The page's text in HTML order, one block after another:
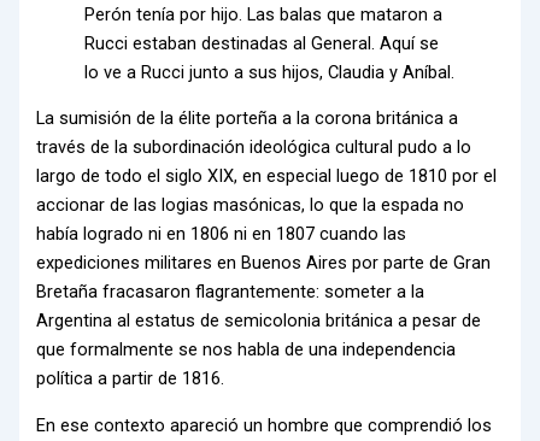
Perón tenía por hijo. Las balas que mataron a
Rucci estaban destinadas al General. Aquí se
lo ve a Rucci junto a sus hijos, Claudia y Aníbal.
La sumisión de la élite porteña a la corona británica a
través de la subordinación ideológica cultural pudo a lo
largo de todo el siglo XIX, en especial luego de 1810 por el
accionar de las logias masónicas, lo que la espada no
había logrado ni en 1806 ni en 1807 cuando las
expediciones militares en Buenos Aires por parte de Gran
Bretaña fracasaron flagrantemente: someter a la
Argentina al estatus de semicolonia británica a pesar de
que formalmente se nos habla de una independencia
política a partir de 1816.
En ese contexto apareció un hombre que comprendió los